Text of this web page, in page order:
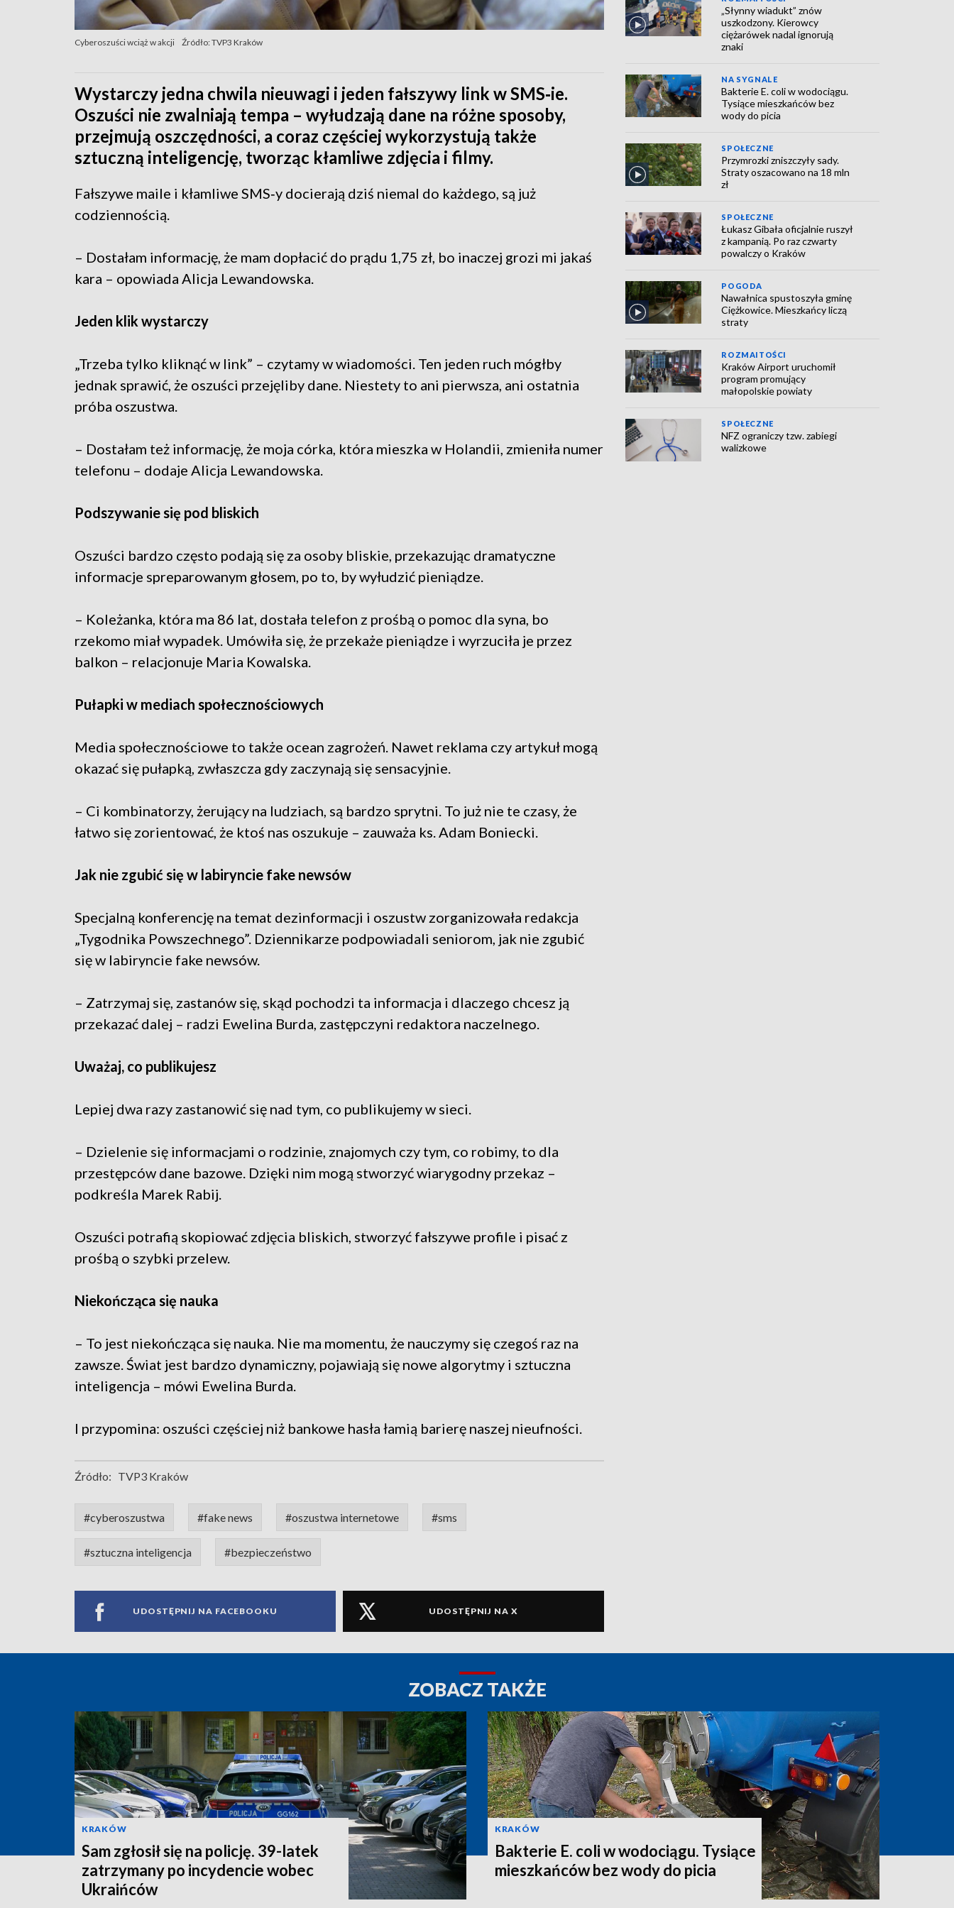
Cyberoszuści wciąż w akcji Źródło: TVP3 Kraków
Wystarczy jedna chwila nieuwagi i jeden fałszywy link w SMS‑ie.
Oszuści nie zwalniają tempa – wyłudzają dane na różne sposoby,
przejmują oszczędności, a coraz częściej wykorzystują także
sztuczną inteligencję, tworząc kłamliwe zdjęcia i filmy.
Fałszywe maile i kłamliwe SMS‑y docierają dziś niemal do każdego, są już
codziennością.
– Dostałam informację, że mam dopłacić do prądu 1,75 zł, bo inaczej grozi mi jakaś
kara – opowiada Alicja Lewandowska.
Jeden klik wystarczy
„Trzeba tylko kliknąć w link” – czytamy w wiadomości. Ten jeden ruch mógłby
jednak sprawić, że oszuści przejęliby dane. Niestety to ani pierwsza, ani ostatnia
próba oszustwa.
– Dostałam też informację, że moja córka, która mieszka w Holandii, zmieniła numer
telefonu – dodaje Alicja Lewandowska.
Podszywanie się pod bliskich
Oszuści bardzo często podają się za osoby bliskie, przekazując dramatyczne
informacje spreparowanym głosem, po to, by wyłudzić pieniądze.
– Koleżanka, która ma 86 lat, dostała telefon z prośbą o pomoc dla syna, bo
rzekomo miał wypadek. Umówiła się, że przekaże pieniądze i wyrzuciła je przez
balkon – relacjonuje Maria Kowalska.
Pułapki w mediach społecznościowych
Media społecznościowe to także ocean zagrożeń. Nawet reklama czy artykuł mogą
okazać się pułapką, zwłaszcza gdy zaczynają się sensacyjnie.
– Ci kombinatorzy, żerujący na ludziach, są bardzo sprytni. To już nie te czasy, że
łatwo się zorientować, że ktoś nas oszukuje – zauważa ks. Adam Boniecki.
Jak nie zgubić się w labiryncie fake newsów
Specjalną konferencję na temat dezinformacji i oszustw zorganizowała redakcja
„Tygodnika Powszechnego”. Dziennikarze podpowiadali seniorom, jak nie zgubić
się w labiryncie fake newsów.
– Zatrzymaj się, zastanów się, skąd pochodzi ta informacja i dlaczego chcesz ją
przekazać dalej – radzi Ewelina Burda, zastępczyni redaktora naczelnego.
Uważaj, co publikujesz
Lepiej dwa razy zastanowić się nad tym, co publikujemy w sieci.
– Dzielenie się informacjami o rodzinie, znajomych czy tym, co robimy, to dla
przestępców dane bazowe. Dzięki nim mogą stworzyć wiarygodny przekaz –
podkreśla Marek Rabij.
Oszuści potrafią skopiować zdjęcia bliskich, stworzyć fałszywe profile i pisać z
prośbą o szybki przelew.
Niekończąca się nauka
– To jest niekończąca się nauka. Nie ma momentu, że nauczymy się czegoś raz na
zawsze. Świat jest bardzo dynamiczny, pojawiają się nowe algorytmy i sztuczna
inteligencja – mówi Ewelina Burda.
I przypomina: oszuści częściej niż bankowe hasła łamią barierę naszej nieufności.
Źródło: TVP3 Kraków
#cyberoszustwa #fake news #oszustwa internetowe #sms
#sztuczna inteligencja #bezpieczeństwo
UDOSTĘPNIJ NA FACEBOOKU UDOSTĘPNIJ NA X
„Słynny wiadukt” znów
uszkodzony. Kierowcy
ciężarówek nadal ignorują
znaki
NA SYGNALE
Bakterie E. coli w wodociągu.
Tysiące mieszkańców bez
wody do picia
SPOŁECZNE
Przymrozki zniszczyły sady.
Straty oszacowano na 18 mln
zł
SPOŁECZNE
Łukasz Gibała oficjalnie ruszył
z kampanią. Po raz czwarty
powalczy o Kraków
POGODA
Nawałnica spustoszyła gminę
Ciężkowice. Mieszkańcy liczą
straty
ROZMAITOŚCI
Kraków Airport uruchomił
program promujący
małopolskie powiaty
SPOŁECZNE
NFZ ograniczy tzw. zabiegi
walizkowe
ZOBACZ TAKŻE
KRAKÓW
Sam zgłosił się na policję. 39-latek
zatrzymany po incydencie wobec
Ukraińców
KRAKÓW
Bakterie E. coli w wodociągu. Tysiące
mieszkańców bez wody do picia